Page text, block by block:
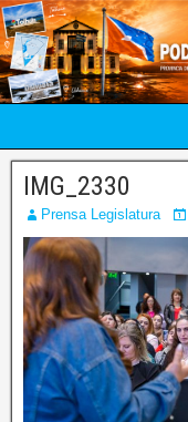
IMG_2330
Prensa Legislatura